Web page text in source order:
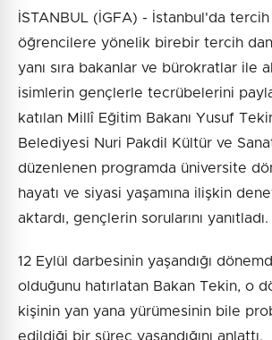
İSTANBUL (İGFA) - İstanbul'da
öğrencilere yönelik birebir tercih
yanı sıra bakanlar ve bürokratlar ile
isimlerin gençlerle tecrübelerini
katılan Millî Eğitim Bakanı Yusuf
Belediyesi Nuri Pakdil Kültür ve
düzenlenen programda üniversite
hayatı ve siyasi yaşamına ilişkin
aktardı, gençlerin sorularını yanıtladı.
12 Eylül darbesinin yaşandığı
olduğunu hatırlatan Bakan Tekin, o
kişinin yan yana yürümesinin bile
edildiği bir süreç yaşandığını anlattı.